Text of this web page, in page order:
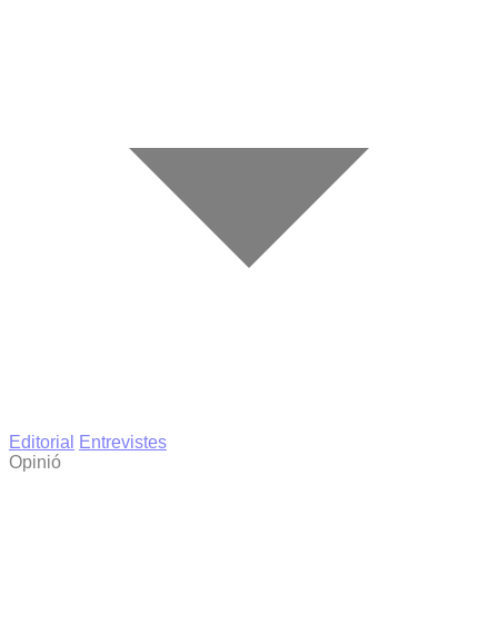
Editorial
Entrevistes
Opinió